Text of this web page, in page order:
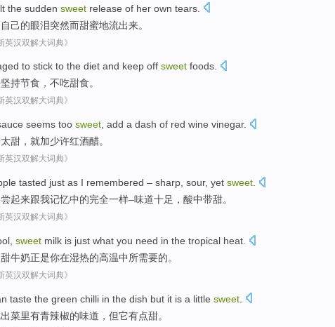
the sudden sweet release of her own tears
自己的眼泪突然而甜蜜地流出来。
英汉双解大词典》
to stick to the diet and keep off sweet foods.
坚持节食 ，不吃甜食。
英汉双解大词典》
seems too sweet add a dash of red wine vinegar.
太甜 ， 就加少许红酒醋。
英汉双解大词典》
tasted just as I remembered – sharp, sour, yet sweet
尝起来跟我记忆中的完全一样–味道十足， 酸中带甜。
英汉双解大词典》
sweet milk is just what you need in the tropical heat
牛奶正是你在湿热的高温中所需要的。
英汉双解大词典》
taste the green chilli in the dish but it is a little sweet
出菜里有青辣椒的味道， 但它有点甜。